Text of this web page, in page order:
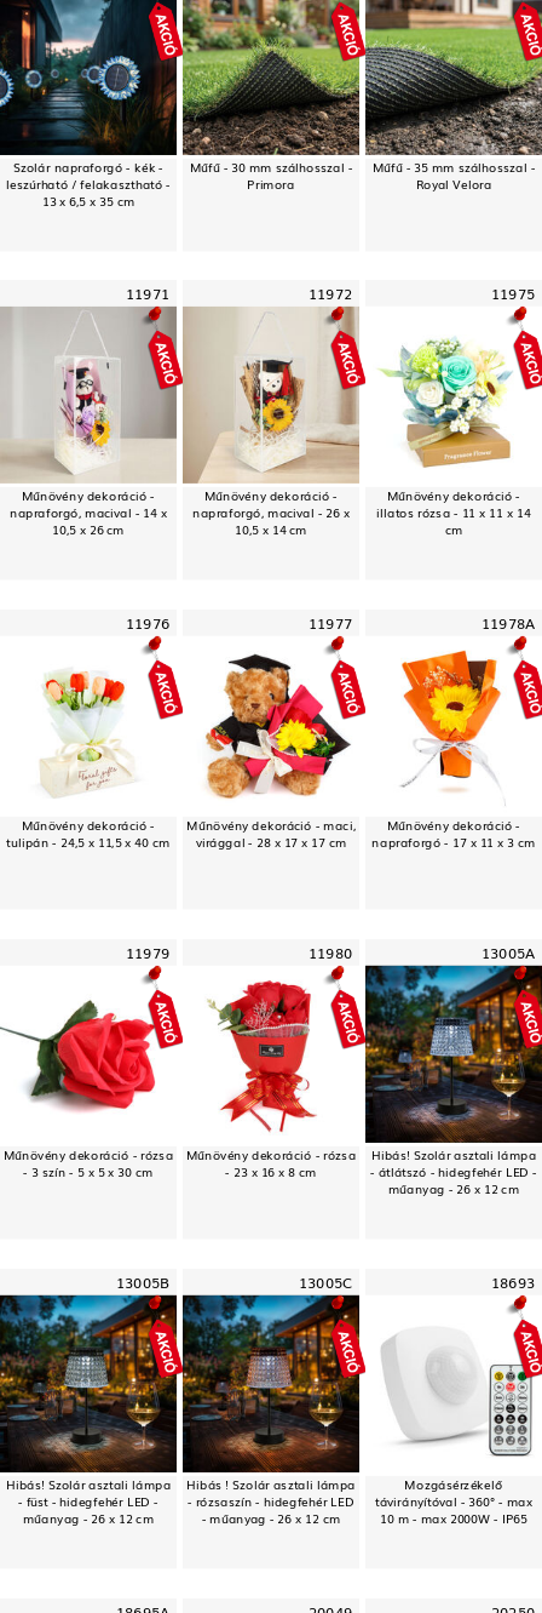
Szolár napraforgó - kék -
leszúrható / felakasztható -
13 x 6,5 x 35 cm
Műfű - 30 mm szálhosszal -
Primora
Műfű - 35 mm szálhosszal -
Royal Velora
11971
Műnövény dekoráció -
napraforgó, macival - 14 x
10,5 x 26 cm
11972
Műnövény dekoráció -
napraforgó, macival - 26 x
10,5 x 14 cm
11975
Műnövény dekoráció -
illatos rózsa - 11 x 11 x 14
cm
11976
Műnövény dekoráció -
tulipán - 24,5 x 11,5 x 40 cm
11977
Műnövény dekoráció - maci,
virággal - 28 x 17 x 17 cm
11978A
Műnövény dekoráció -
napraforgó - 17 x 11 x 3 cm
11979
Műnövény dekoráció - rózsa
- 3 szín - 5 x 5 x 30 cm
11980
Műnövény dekoráció - rózsa
- 23 x 16 x 8 cm
13005A
Hibás! Szolár asztali lámpa
- átlátszó - hidegfehér LED -
műanyag - 26 x 12 cm
13005B
Hibás! Szolár asztali lámpa
- füst - hidegfehér LED -
műanyag - 26 x 12 cm
13005C
Hibás ! Szolár asztali lámpa
- rózsaszín - hidegfehér LED
- műanyag - 26 x 12 cm
18693
Mozgásérzékelő
távirányítóval - 360° - max
10 m - max 2000W - IP65